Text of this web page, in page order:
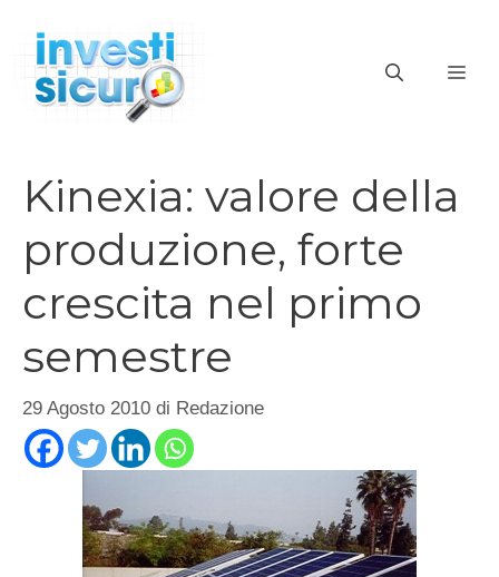
contenuto
Kinexia: valore della
produzione, forte
crescita nel primo
semestre
29 Agosto 2010 di Redazione